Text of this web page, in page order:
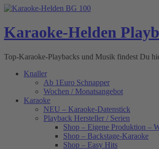
Skip
content
Karaoke-Helden
Top-Karaoke-Playbacks und Musik findest Du
Knaller
Ab 1Euro Schnapper
Wochen / Monatsangebot
Karaoke
NEU – Karaoke-Datenstick
Playback Hersteller / Serien
Shop – Eigene Produktion –
Shop – Backstage-Karaoke
Shop – Easy Hits